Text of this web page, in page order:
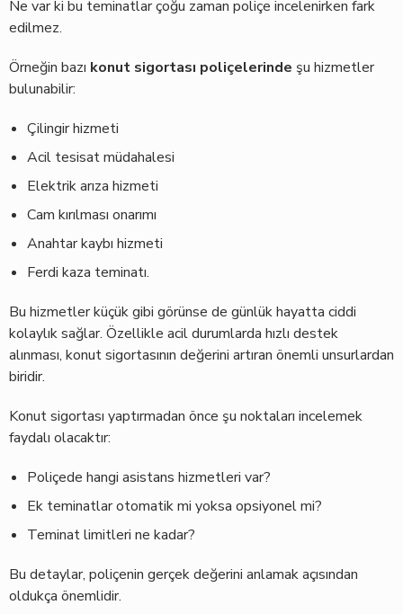
Ne var ki bu teminatlar çoğu zaman poliçe incelenirken fark
edilmez.
Örneğin bazı konut sigortası poliçelerinde şu hizmetler
bulunabilir:
Çilingir hizmeti
Acil tesisat müdahalesi
Elektrik arıza hizmeti
Cam kırılması onarımı
Anahtar kaybı hizmeti
Ferdi kaza teminatı.
Bu hizmetler küçük gibi görünse de günlük hayatta ciddi
kolaylık sağlar. Özellikle acil durumlarda hızlı destek
alınması, konut sigortasının değerini artıran önemli unsurlardan
biridir.
Konut sigortası yaptırmadan önce şu noktaları incelemek
faydalı olacaktır:
Poliçede hangi asistans hizmetleri var?
Ek teminatlar otomatik mi yoksa opsiyonel mi?
Teminat limitleri ne kadar?
Bu detaylar, poliçenin gerçek değerini anlamak açısından
oldukça önemlidir.